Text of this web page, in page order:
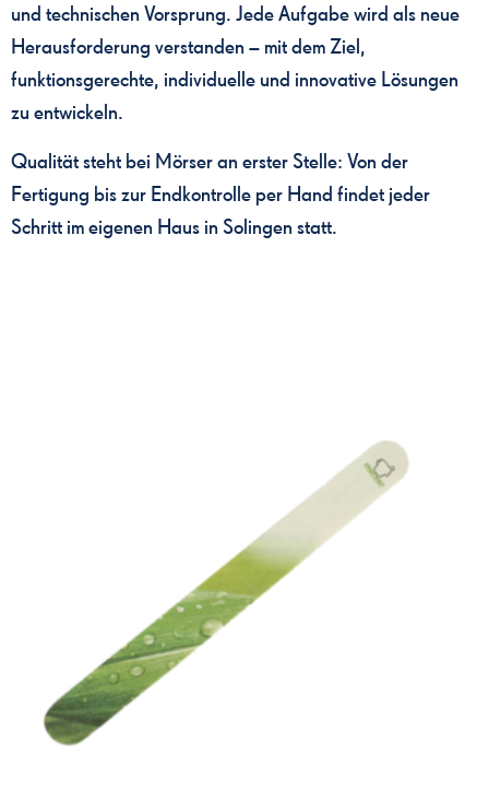
und technischen Vorsprung. Jede Aufgabe wird als neue
Herausforderung verstanden – mit dem Ziel,
funktionsgerechte, individuelle und innovative Lösungen
zu entwickeln.
Qualität steht bei Mörser an erster Stelle: Von der
Fertigung bis zur Endkontrolle per Hand findet jeder
Schritt im eigenen Haus in Solingen statt.